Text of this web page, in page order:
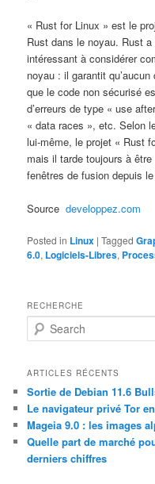
« Rust for Linux » est le
Rust dans le noyau. Rust
intéressant à considérer
noyau : il garantit
que le code non sécurisé
d’erreurs de type « use
« data races », etc. Selon
lui-même, le projet « Rust
mais il tarde toujours à
fenêtres de fusion depuis le
Sourcedeveloppez.com
Posted in Linux |Tagged
6.0, Logiciels-Libres,
RECHERCHE
e
r
h
ARTICLES RÉCENTS
Sortie de Debian 11.6
Le navigateur privé Tor
Mageia 9.0 : les images
Quelle part de marché
derniers chiffres